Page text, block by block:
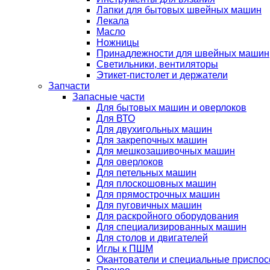
Лапки для бытовых швейных машин
Лекала
Масло
Ножницы
Принадлежности для швейных машин
Светильники, вентиляторы
Этикет-пистолет и держатели
Запчасти
Запасные части
Для бытовых машин и оверлоков
Для ВТО
Для двухигольных машин
Для закрепочных машин
Для мешкозашивочных машин
Для оверлоков
Для петельных машин
Для плоскошовных машин
Для прямострочных машин
Для пуговичных машин
Для раскройного оборудования
Для специализированных машин
Для столов и двигателей
Иглы к ПШМ
Окантователи и специальные